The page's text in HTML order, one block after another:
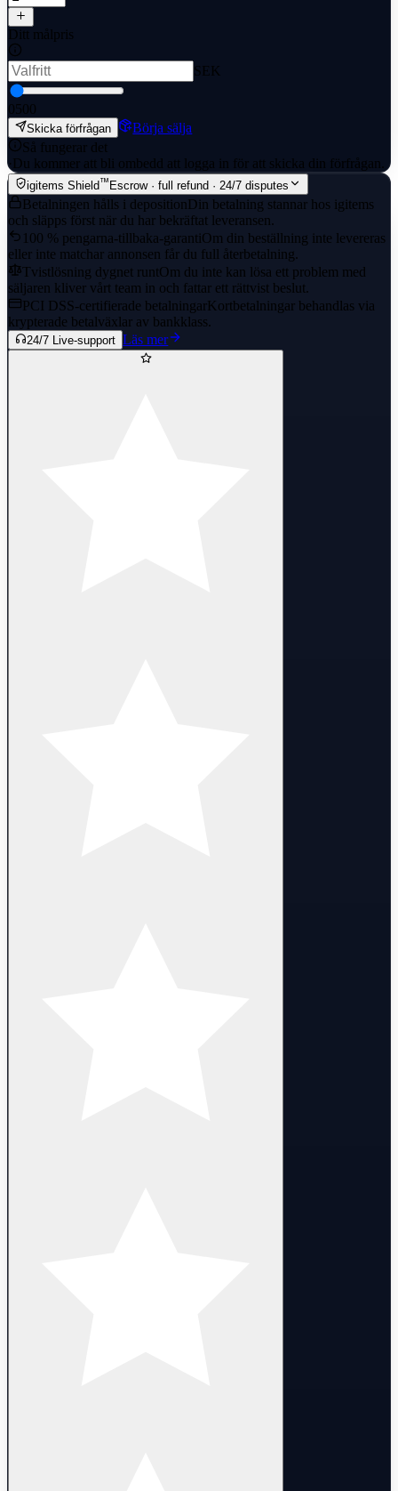
Ditt målpris
SEK
0500
Skicka förfrågan
Börja sälja
Så fungerar det
· Du kommer att bli ombedd att logga in för att skicka din förfrågan.
igitems Shield™Escrow · full refund · 24/7 disputes
Betalningen hålls i depositionDin betalning stannar hos igitems
och släpps först när du har bekräftat leveransen.
100 % pengarna-tillbaka-garantiOm din beställning inte levereras
eller inte matchar annonsen får du full återbetalning.
Tvistlösning dygnet runtOm du inte kan lösa ett problem med
säljaren kliver vårt team in och fattar ett rättvist beslut.
PCI DSS-certifierade betalningarKortbetalningar behandlas via
krypterade betalväxlar av bankklass.
24/7 Live-support Läs mer